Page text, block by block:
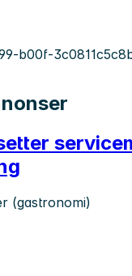
b00f-
(gastronomi)